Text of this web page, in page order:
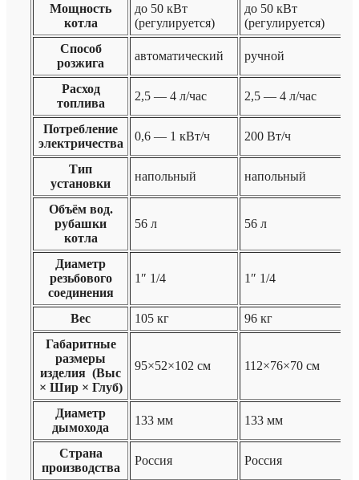
Мощность
котла
до 50 кВт
(регулируется)
до 50 кВт
(регулируется)
Способ
розжига
автоматический ручной
Расход
топлива
2,5 — 4 л/час 2,5 — 4 л/час
Потребление
электричества
0,6 — 1 кВт/ч 200 Вт/ч
Тип
установки
напольный напольный
Объём вод.
рубашки
котла
56 л 56 л
Диаметр
резьбового
соединения
1″ 1/4 1″ 1/4
Вес 105 кг
96 кг
Габаритные
размеры
изделия (Выс
× Шир × Глуб)
95×52×102 см 112×76×70 см
Диаметр
дымохода
133 мм 133 мм
Страна
производства
Россия Россия